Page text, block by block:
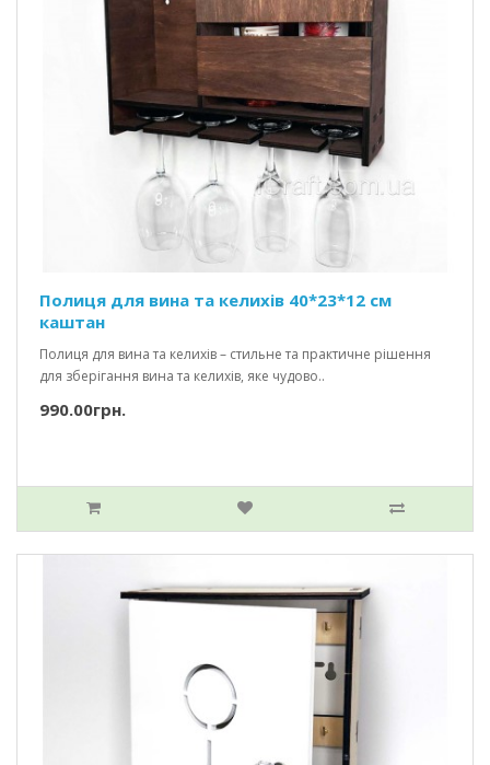
Полиця для вина та келихів 40*23*12 см
каштан
Полиця для вина та келихів – стильне та практичне рішення
для зберігання вина та келихів, яке чудово..
990.00грн.